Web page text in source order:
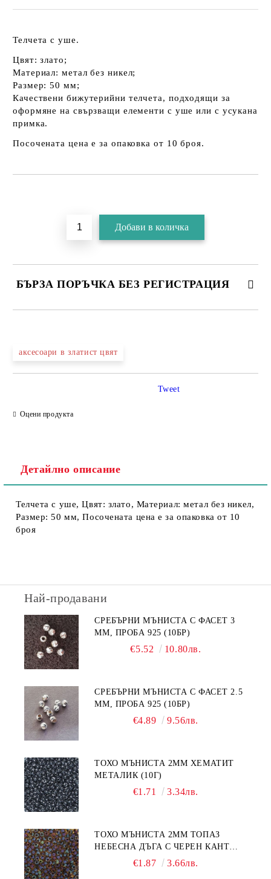
Телчета с уше.
Цвят: злато;
Материал: метал без никел;
Размер: 50 мм;
Качествени бижутерийни телчета, подходящи за
оформяне на свързващи елементи с уше или с усукана
примка.
Посочената цена е за опаковка от 10 броя.
БЪРЗА ПОРЪЧКА БЕЗ РЕГИСТРАЦИЯ
аксесоари в златист цвят
Оцени продукта
Tweet
Детайлно описание
Телчета с уше, Цвят: злато, Материал: метал без никел,
Размер: 50 мм, Посочената цена е за опаковка от 10
броя
Най-продавани
СРЕБЪРНИ МЪНИСТА С ФАСЕТ 3
ММ, ПРОБА 925 (10БР)
€5.52 10.80лв.
СРЕБЪРНИ МЪНИСТА С ФАСЕТ 2.5
ММ, ПРОБА 925 (10БР)
€4.89 9.56лв.
ТОХО МЪНИСТА 2ММ ХЕМАТИТ
МЕТАЛИК (10Г)
€1.71 3.34лв.
ТОХО МЪНИСТА 2ММ ТОПАЗ
НЕБЕСНА ДЪГА С ЧЕРЕН КАНТ
€1.87 3.66лв.